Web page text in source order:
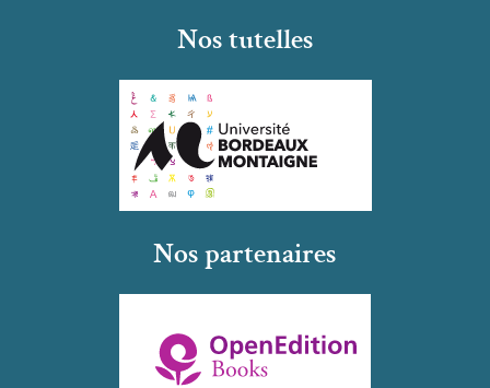
Nos tutelles
Nos partenaires